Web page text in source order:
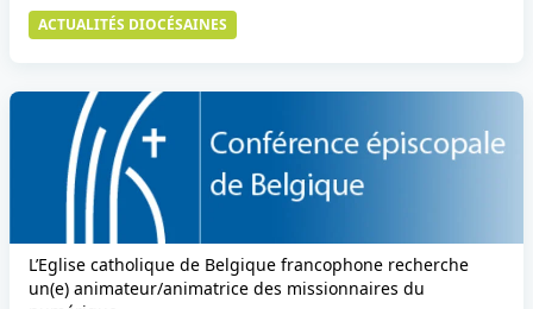
ACTUALITÉS DIOCÉSAINES
L’Eglise catholique de Belgique francophone recherche
un(e) animateur/animatrice des missionnaires du